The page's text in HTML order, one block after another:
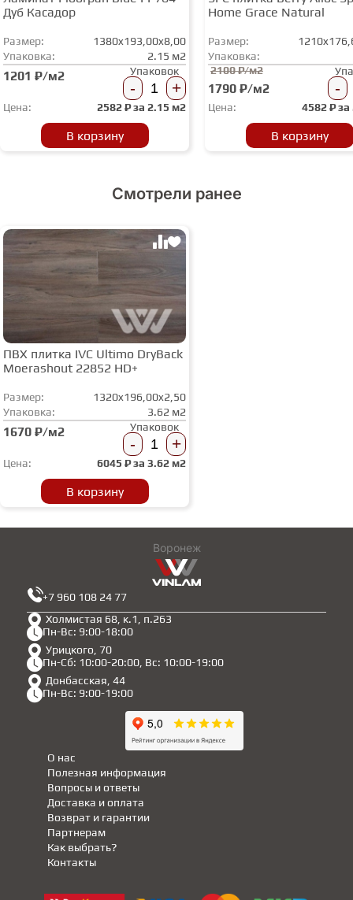
Дуб Касадор
Размер:
1380x193,00x8,00
Упаковка:
2.15 м2
1201 ₽/м2 Упаковок
- +
Цена: 2582₽ за 2.15 м2
В корзину
Home Grace Natural
Размер:
Упаковка:
2100 ₽/м2
1790 ₽/м2 -
Цена: 4582₽ за
В корзину
Смотрели ранее
ПВХ плитка IVC Ultimo DryBack
Moerashout 22852 HD+
Размер:
1320x196,00x2,50
Упаковка:
3.62 м2
1670 ₽/м2 Упаковок
- +
Цена: 6045 ₽ за 3.62 м2
В корзину
Воронеж
Холмистая 68, к.1, п.263
Пн-Вс: 9:00-18:00
Урицкого, 70
Пн-Сб: 10:00-20:00, Вс: 10:00-19:00
Донбасская, 44
Пн-Вс: 9:00-19:00
+7 960 108 24 77
Полезная информация
Партнерам
Вопросы и ответы
Доставка и оплата
Возврат и гарантии
Как выбрать?
О нас
Контакты